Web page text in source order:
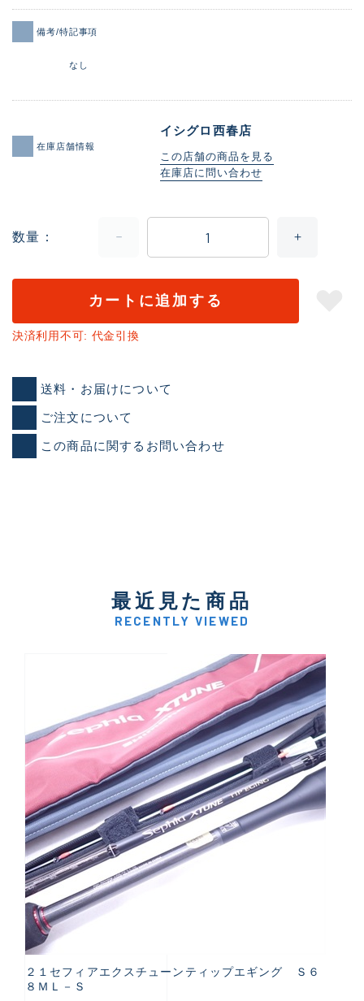
備考/特記事項
なし
在庫店舗情報
イシグロ西春店
この店舗の商品を見る
在庫店に問い合わせ
数量
カートに追加する
決済利用不可: 代金引換
送料・お届けについて
ご注文について
この商品に関するお問い合わせ
最近見た商品
RECENTLY VIEWED
２１セフィアエクスチューンティップエギング Ｓ６
８ＭＬ－Ｓ